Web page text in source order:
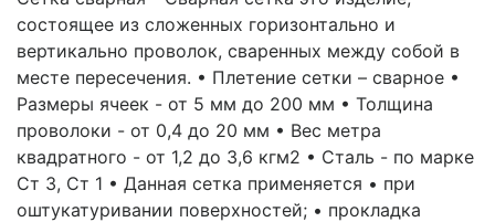
состоящее из сложенных горизонтально и
вертикально проволок, сваренных между собой в
месте пересечения. • Плетение сетки – сварное •
Размеры ячеек - от 5 мм до 200 мм • Толщина
проволоки - от 0,4 до 20 мм • Вес метра
квадратного - от 1,2 до 3,6 кгм2 • Сталь - по марке
Ст 3, Ст 1 • Данная сетка применяется • при
оштукатуривании поверхностей; • прокладка